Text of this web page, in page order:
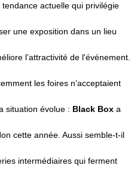
actuelle qui privilégie
une exposition dans un lieu
l’attractivité de l'événement.
les foires n’acceptaient
situation évolue : Black Box a
cette année. Aussi semble-t-il
intermédiaires qui ferment